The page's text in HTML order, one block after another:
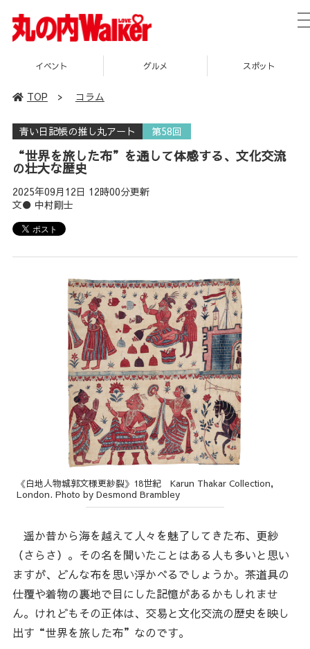
イベント グルメ スポット
TOP > コラム
青い日記帳の推し丸アート 第58回
“世界を旅した布”を通して体感する、文化交流
の壮大な歴史
2025年09月12日 12時00分更新
文● 中村剛士
《白地人物城郭文様更紗裂》18世紀 Karun Thakar Collection,
London. Photo by Desmond Brambley
遥か昔から海を越えて人々を魅了してきた布、更紗
（さらさ）。その名を聞いたことはある人も多いと思い
ますが、どんな布を思い浮かべるでしょうか。茶道具の
仕覆や着物の裏地で目にした記憶があるかもしれませ
ん。けれどもその正体は、交易と文化交流の歴史を映し
出す“世界を旅した布”なのです。